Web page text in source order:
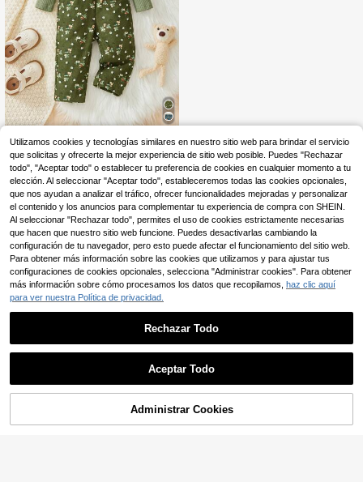
Vintaside Kids
Almacén UE SHEIN Vintaside Kids C
onjunto de moda para bebé niña co
n pantalón de peto de terciopelo co
n estampado floral diminuto y top d
e manga larga de cuello redondo
11,75€
COMPRAR AHORA
Utilizamos cookies y tecnologías similares en nuestro sitio web para brindar el servicio
que solicitas y ofrecerte la mejor experiencia de sitio web posible. Puedes "Rechazar
todo", "Aceptar todo" o establecer tu preferencia de cookies en cualquier momento a tu
elección. Al seleccionar "Aceptar todo", estableceremos todas las cookies opcionales,
que nos ayudan a analizar el tráfico, ofrecer funcionalidades mejoradas y personalizar
el contenido y los anuncios para complementar tu experiencia de compra con SHEIN.
Al seleccionar "Rechazar todo", permites el uso de cookies estrictamente necesarias
que hacen que nuestro sitio web funcione. Puedes desactivarlas cambiando la
configuración de tu navegador, pero esto puede afectar el funcionamiento del sitio web.
Para obtener más información sobre las cookies que utilizamos y para ajustar tus
configuraciones de cookies opcionales, selecciona "Administrar cookies". Para obtener
más información sobre cómo procesamos los datos que recopilamos, haz clic aquí
para ver nuestra Política de privacidad.
Rechazar Todo
Aceptar Todo
Administrar Cookies